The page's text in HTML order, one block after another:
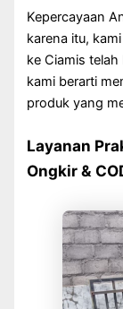
Kepercayaan
karena itu,
ke Ciamis
kami berarti
produk yang
Layanan
Ongkir &